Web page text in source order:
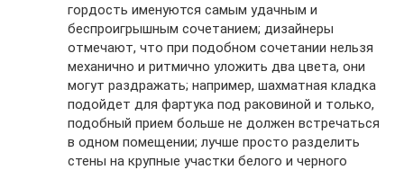
гордость именуются самым удачным и
беспроигрышным сочетанием; дизайнеры
отмечают, что при подобном сочетании нельзя
механично и ритмично уложить два цвета, они
могут раздражать; например, шахматная кладка
подойдет для фартука под раковиной и только,
подобный прием больше не должен встречаться
в одном помещении; лучше просто разделить
стены на крупные участки белого и черного